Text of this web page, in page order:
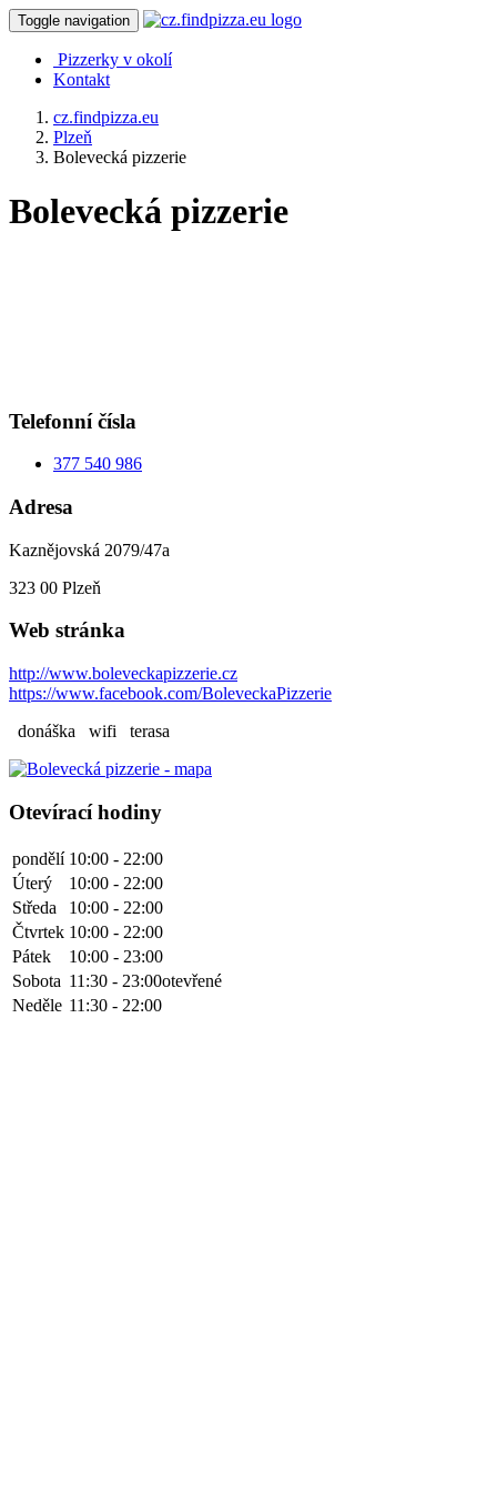
Toggle navigation
Pizzerky v okolí
Kontakt
cz.findpizza.eu
Plzeň
Bolevecká pizzerie
Bolevecká pizzerie
Telefonní čísla
377 540 986
Adresa
Kaznějovská 2079/47a
323 00 Plzeň
Web stránka
http://www.boleveckapizzerie.cz
https://www.facebook.com/BoleveckaPizzerie
donáška
wifi terasa
Otevírací hodiny
pondělí 10:00 - 22:00
Úterý
10:00 - 22:00
Středa
10:00 - 22:00
Čtvrtek 10:00 - 22:00
Pátek
10:00 - 23:00
Sobota 11:30 - 23:00otevřené
Neděle 11:30 - 22:00